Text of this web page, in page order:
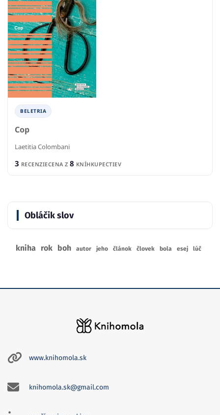
BELETRIA
Cop
Laetitia Colombani
3 RECENZIECENA Z 8 KNÍHKUPECTIEV
Obláčik slov
kniha rok boh autor jeho článok človek bola esej lúč
www.knihomola.sk
knihomola.sk@gmail.com